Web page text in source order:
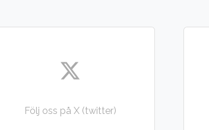
Följ oss på X (twitter)